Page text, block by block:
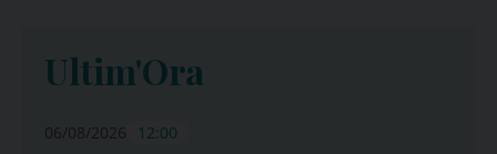
Ultim'Ora
06/08/2026 12:00